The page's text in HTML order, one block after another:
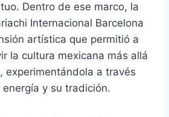
Dentro de ese marco, la
Internacional Barcelona
artística que permitió a
la cultura mexicana más allá
experimentándola a través
y su tradición.